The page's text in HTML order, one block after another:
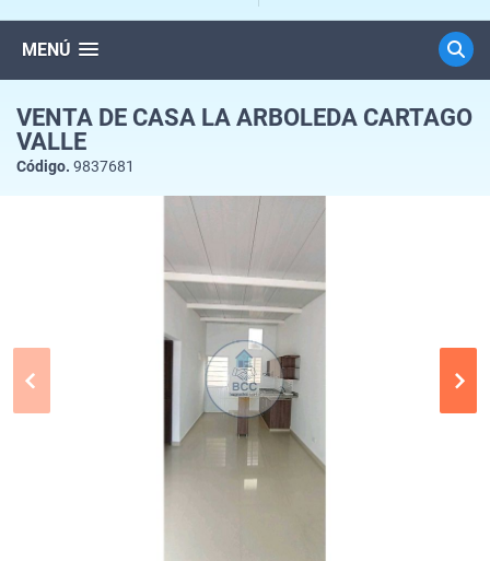
MENÚ
VENTA DE CASA LA ARBOLEDA CARTAGO
VALLE
Código. 9837681